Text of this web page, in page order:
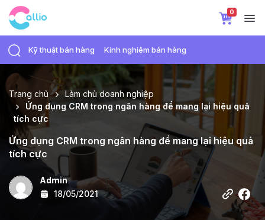
0
Kỹ thuật bán hàng Kinh nghiệm bán hàng
Trang chủ
Làm chủ doanh nghiệp
Ứng dụng CRM trong ngân hàng để mang lại hiệu quả
tích cực
Ứng dụng CRM trong ngân hàng để mang lại hiệu quả
tích cực
Admin
18/05/2021